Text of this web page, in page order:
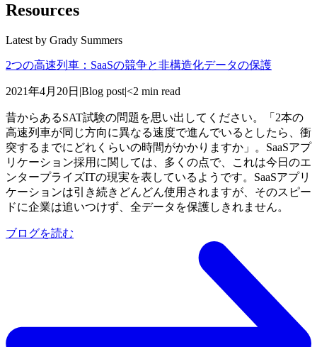
Resources
Latest by Grady Summers
2つの高速列車：SaaSの競争と非構造化データの保護
2021年4月20日 |Blog post|<2 min read
昔からあるSAT試験の問題を思い出してください。「2本の
高速列車が同じ方向に異なる速度で進んでいるとしたら、衝
突するまでにどれくらいの時間がかかりますか」。SaaSアプ
リケーション採用に関しては、多くの点で、これは今日のエ
ンタープライズITの現実を表しているようです。SaaSアプリ
ケーションは引き続きどんどん使用されますが、そのスピー
ドに企業は追いつけず、全データを保護しきれません。
ブログを読む